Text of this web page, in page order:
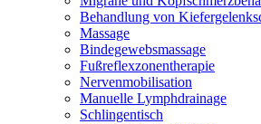
Behandlung von
Massage
Bindegewebsmassage
Fußreflexzonentherapie
Nervenmobilisation
Manuelle Lymphdrainage
Schlingentisch